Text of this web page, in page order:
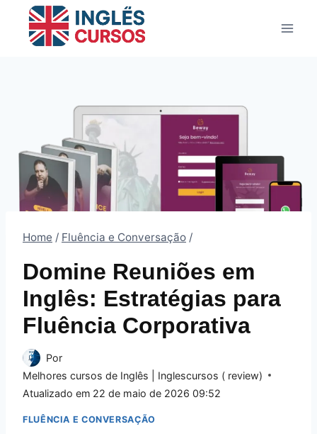
Home / Fluência e Conversação /
Domine Reuniões em
Inglês: Estratégias para
Fluência Corporativa
Por
Melhores cursos de Inglês | Inglescursos ( review)
Atualizado em 22 de maio de 2026 09:52
FLUÊNCIA E CONVERSAÇÃO